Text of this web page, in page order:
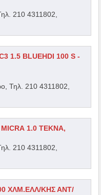
210 4311802,
1.5 BLUEHDI 100 S -
Τηλ. 210 4311802,
1.0 TEKNA,
210 4311802,
ΧΛΜ.ΕΛΛ/ΚΗΣ ΑΝΤ/